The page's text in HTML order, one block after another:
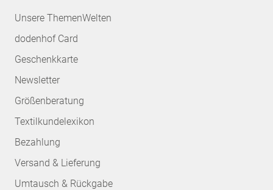
Unsere ThemenWelten
dodenhof Card
Geschenkkarte
Newsletter
Größenberatung
Textilkundelexikon
Bezahlung
Versand & Lieferung
Umtausch & Rückgabe